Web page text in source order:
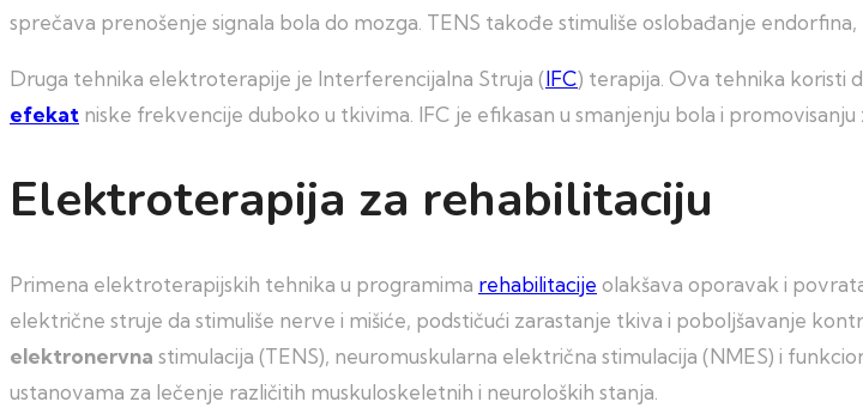
sprečava prenošenje signala bola do mozga. TENS takođe stimuliše oslobađanje
Druga tehnika elektroterapije je Interferencijalna Struja (IFC) terapija. Ova tehnika koristi
efekat niske frekvencije duboko u tkivima. IFC je efikasan u smanjenju bola i promovisanju
Elektroterapija za rehabilitaciju
Primena elektroterapijskih tehnika u programima rehabilitacije olakšava oporavak i
električne struje da stimuliše nerve i mišiće, podstičući zarastanje tkiva i poboljšavanje
elektronervna stimulacija (TENS), neuromuskularna električna stimulacija (NMES) i
ustanovama za lečenje različitih muskuloskeletnih i neuroloških stanja.